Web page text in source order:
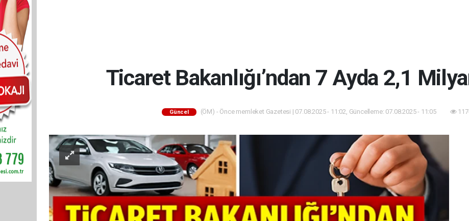
Ticaret Bakanlığı’ndan 7 Ayda 2,1
Güncel (ÖM) - Önce memleket Gazetesi | 07.08.2025 - 11:02, Güncelleme: 07.08.2025 - 11:05